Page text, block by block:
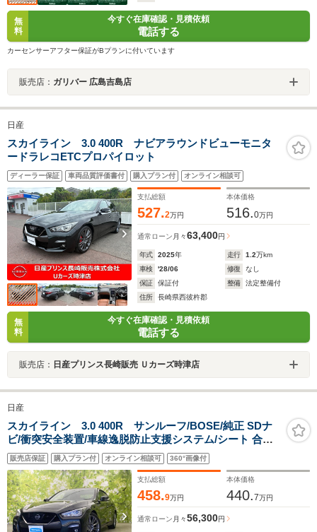
無
料
今すぐ在庫確認・見積依頼
電話する
カーセンサーアフター保証がBプランに付いています
販売店： ガリバー 広島吉島店
日産
スカイライン 3.0 400R ナビアラウンドビューモニタ
ードラレコETCプロパイロット
ディーラー保証 車両品質評価書付 購入プラン付 オンライン相談可
支払総額
527.2万円
本体価格
516.0万円
通常ローン 月々63,400円
年式 2025年 走行 1.2万km
車検
'28/06 修復
なし
保証
保証付 整備
法定整備付
住所
長崎県西彼杵郡
無
料
今すぐ在庫確認・見積依頼
電話する
販売店： 日産プリンス長崎販売 Ｕカーズ時津店
日産
スカイライン 3.0 400R サンルーフ/BOSE/純正 SDナ
ビ/衝突安全装置/車線逸脱防止支援システム/シート 合皮/
ヘッドランプ LED/Bluetooth接続/ETC/EBD付ABS/横滑
り防止装置
販売店保証 購入プラン付 オンライン相談可 360°画像付
支払総額
458.9万円
本体価格
440.7万円
通常ローン 月々56,300円